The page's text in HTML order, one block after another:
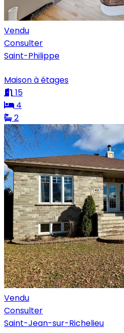
Vendu
Consulter
Saint-Philippe
Maison à étages
15
4
2
Vendu
Consulter
Saint-Jean-sur-Richelieu